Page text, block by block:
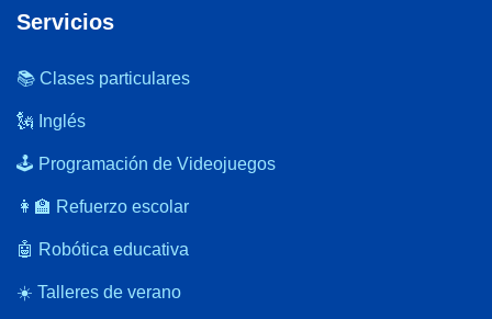
Servicios
📚 Clases particulares
🗽 Inglés
🕹️ Programación de Videojuegos
👩‍🏫 Refuerzo escolar
🤖 Robótica educativa
☀️ Talleres de verano